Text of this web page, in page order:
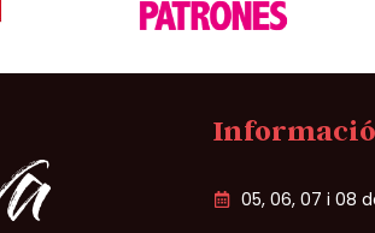
Informació
05, 06, 07 i 08